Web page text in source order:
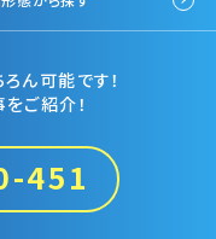
ん可能です！
ご紹介！
451